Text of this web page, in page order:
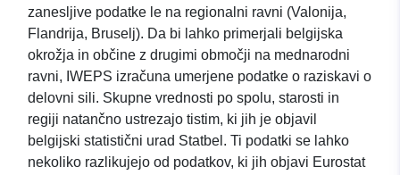
zanesljive podatke le na regionalni ravni (Valonija,
Flandrija, Bruselj). Da bi lahko primerjali belgijska
okrožja in občine z drugimi območji na mednarodni
ravni, IWEPS izračuna umerjene podatke o raziskavi o
delovni sili. Skupne vrednosti po spolu, starosti in
regiji natančno ustrezajo tistim, ki jih je objavil
belgijski statistični urad Statbel. Ti podatki se lahko
nekoliko razlikujejo od podatkov, ki jih objavi Eurostat